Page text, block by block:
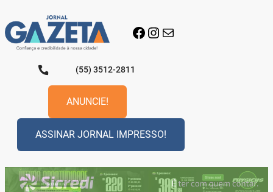
para
o
conteúdo
Facebook
Instagram
E-mail
(55) 3512-2811
ANUNCIE!
ASSINAR JORNAL IMPRESSO!